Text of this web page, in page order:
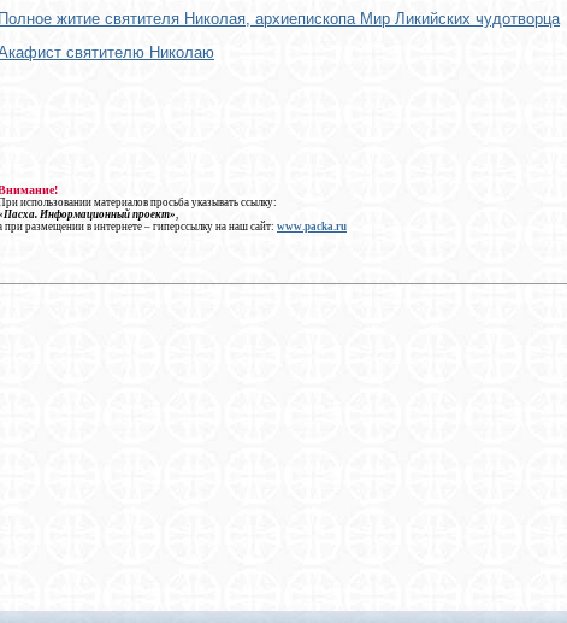
Полное житие святителя Николая, архиепископа Мир Ликийских чудотворца
святителю Николаю
использовании материалов просьба указывать ссылку:
Информационный проект»,
при размещении в интернете – гиперссылку на наш сайт: www.packa.ru